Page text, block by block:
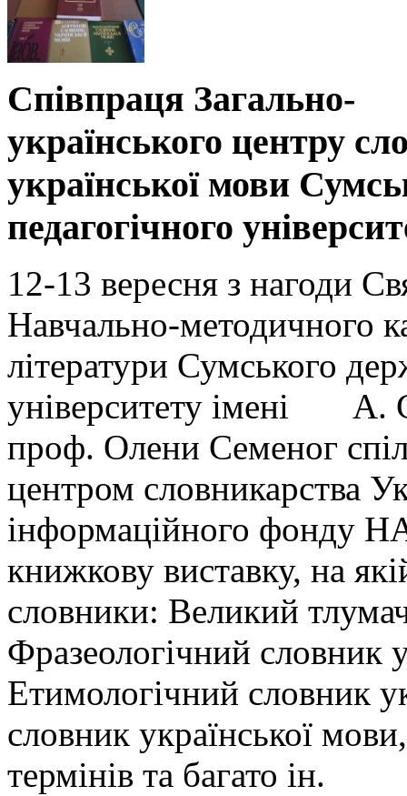
Співпраця Загально-
українського центру
української мови
педагогічного
12-13 вересня з нагоди
Навчально-методичного
літератури Сумського
університету імені А.
проф. Олени Семеног
центром словникарства
інформаційного фонду
книжкову виставку, на
словники: Великий
Фразеологічний словник
Етимологічний словник
словник української
термінів та багато ін.